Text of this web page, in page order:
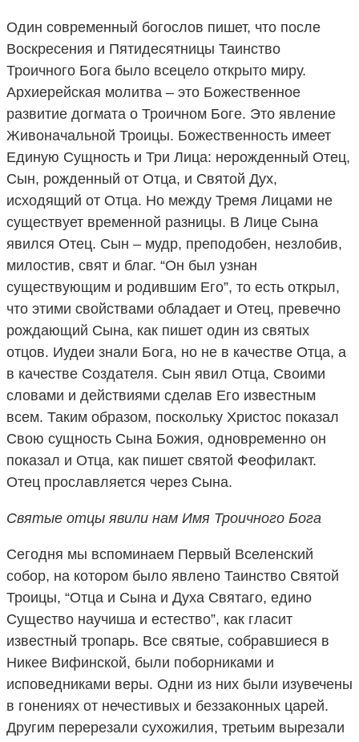
Один современный богослов пишет, что после
Воскресения и Пятидесятницы Таинство
Троичного Бога было всецело открыто миру.
Архиерейская молитва – это Божественное
развитие догмата о Троичном Боге. Это явление
Живоначальной Троицы. Божественность имеет
Единую Сущность и Три Лица: нерожденный Отец,
Сын, рожденный от Отца, и Святой Дух,
исходящий от Отца. Но между Тремя Лицами не
существует временной разницы. В Лице Сына
явился Отец. Сын – мудр, преподобен, незлобив,
милостив, свят и благ. “Он был узнан
существующим и родившим Его”, то есть открыл,
что этими свойствами обладает и Отец, превечно
рождающий Сына, как пишет один из святых
отцов. Иудеи знали Бога, но не в качестве Отца, а
в качестве Создателя. Сын явил Отца, Своими
словами и действиями сделав Его известным
всем. Таким образом, поскольку Христос показал
Свою сущность Сына Божия, одновременно он
показал и Отца, как пишет святой Феофилакт.
Отец прославляется через Сына.
Святые отцы явили нам Имя Троичного Бога
Сегодня мы вспоминаем Первый Вселенский
собор, на котором было явлено Таинство Святой
Троицы, “Отца и Сына и Духа Святаго, едино
Существо научиша и естество”, как гласит
известный тропарь. Все святые, собравшиеся в
Никее Вифинской, были поборниками и
исповедниками веры. Одни из них были изувечены
в гонениях от нечестивых и беззаконных царей.
Другим перерезали сухожилия, третьим вырезали